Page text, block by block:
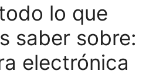
lo que
saber sobre:
electrónica